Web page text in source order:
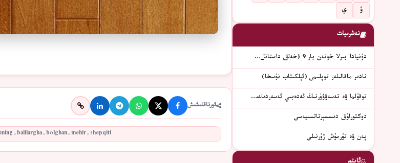
ئورتاقلىشىش
ۋ
ي
نەشرىيات
دۇنيادا بىرلا خوتەن بار 9 (خەلق داستانل…
نادىر ماقالىلەر توپلىمى (ئېلكىتاب نۇسخا)
توقۇلما ۋە تەسەۋۋۇرنىڭ ئەدەبىي ئەسەردىك…
دوكتورلۇق دىسسېرتاتسىيەسى
پەن ۋە تۇرمۇش ژۇرنىلى